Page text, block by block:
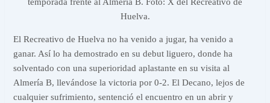
Huelva.
El Recreativo de Huelva no ha venido a jugar, ha venido a
ganar. Así lo ha demostrado en su debut liguero, donde ha
solventado con una superioridad aplastante en su visita al
Almería B, llevándose la victoria por 0-2. El Decano, lejos de
cualquier sufrimiento, sentenció el encuentro en un abrir y